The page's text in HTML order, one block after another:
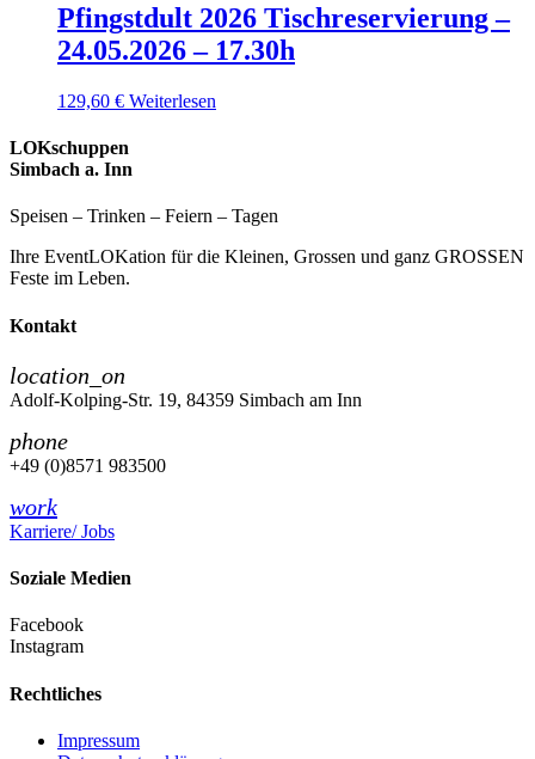
Pfingstdult 2026 Tischreservierung –
24.05.2026 – 17.30h
129,60 € Weiterlesen
LOKschuppen
Simbach a. Inn
Speisen – Trinken – Feiern – Tagen
Ihre EventLOKation für die Kleinen, Grossen und ganz GROSSEN
Feste im Leben.
Kontakt
location_on
Adolf-Kolping-Str. 19, 84359 Simbach am Inn
phone
+49 (0)8571 983500
work
Karriere/ Jobs
Soziale Medien
Facebook
Instagram
Rechtliches
Impressum